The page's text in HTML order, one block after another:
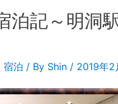
泊記～明洞
宿泊 / By Shin / 2019年2